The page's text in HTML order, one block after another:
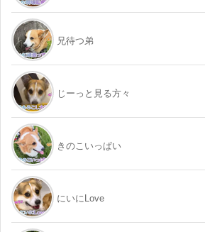
兄待つ弟
じーっと見る方々
きのこいっぱい
にいにLove